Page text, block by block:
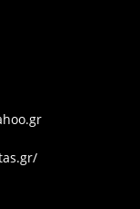
Opens